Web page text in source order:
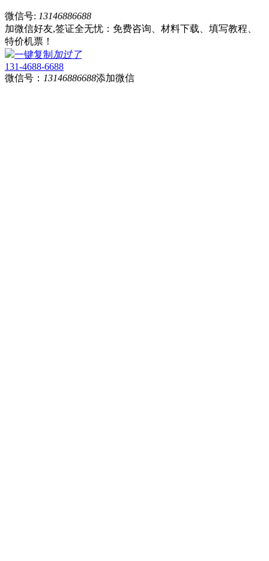
微信号: 13146886688
加微信好友,签证全无忧：免费咨询、材料下载、填写教程、
特价机票！
一键复制 加过了
131-4688-6688
微信号： 13146886688添加微信